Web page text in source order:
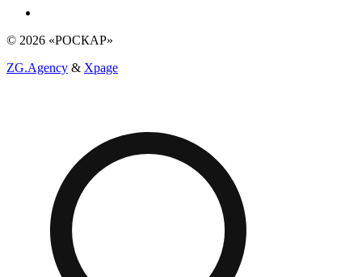
© 2026 «РОСКАР»
ZG.Agency & Xpage